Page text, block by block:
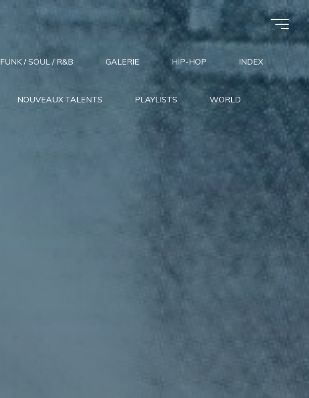
FUNK / SOUL / R&B GALERIE HIP-HOP INDEX
NOUVEAUX TALENTS PLAYLISTS WORLD